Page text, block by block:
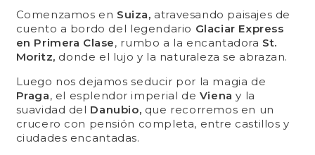
Comenzamos en Suiza, atravesando paisajes de
cuento a bordo del legendario Glaciar Express
en Primera Clase, rumbo a la encantadora St.
Moritz, donde el lujo y la naturaleza se abrazan.
Luego nos dejamos seducir por la magia de
Praga, el esplendor imperial de Viena y la
suavidad del Danubio, que recorremos en un
crucero con pensión completa, entre castillos y
ciudades encantadas.